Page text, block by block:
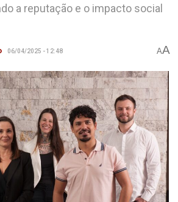
a reputação e o impacto social
06/04/2025 - 12:48 AA